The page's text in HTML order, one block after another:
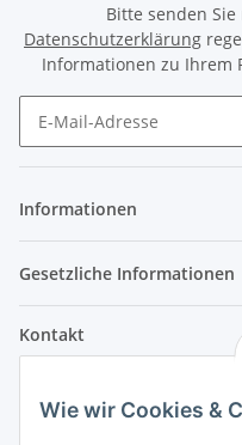
Bitte senden
Datenschutzerklärung
Informationen zu Ihrem
Informationen
Gesetzliche Informationen
Kontakt
Im Weiherfeld 10
Wie wir Cookies &